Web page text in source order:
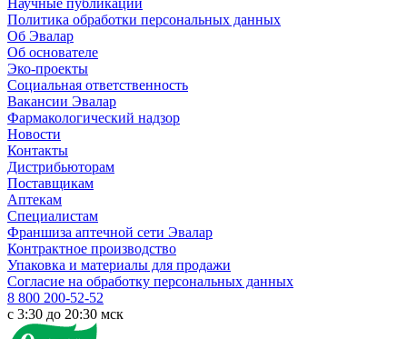
Научные публикации
Политика обработки персональных данных
Об Эвалар
Об основателе
Эко-проекты
Социальная ответственность
Вакансии Эвалар
Фармакологический надзор
Новости
Контакты
Дистрибьюторам
Поставщикам
Аптекам
Специалистам
Франшиза аптечной сети Эвалар
Контрактное производство
Упаковка и материалы для продажи
Согласие на обработку персональных данных
8 800 200-52-52
c 3:30 до 20:30 мск